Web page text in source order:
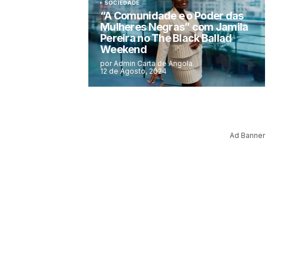
SOCIEDADE
“A Comunidade e o Poder das
Mulheres Negras” com Jamila
Pereira no The Black Ballad
Weekend
por Admin Carta de Angola.
12 de Agosto, 2024
Ad Banner